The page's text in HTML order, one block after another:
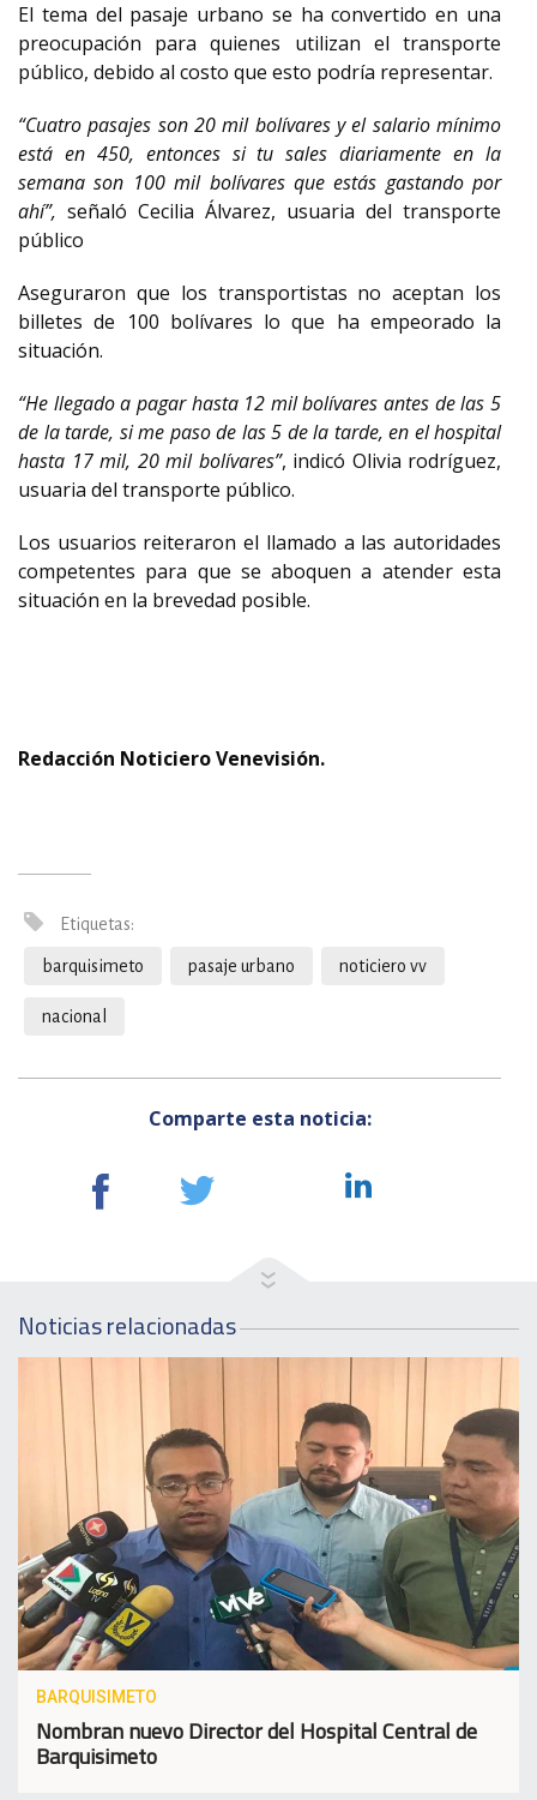
El tema del pasaje urbano se ha convertido en una
preocupación para quienes utilizan el transporte
público, debido al costo que esto podría representar.
“Cuatro pasajes son 20 mil bolívares y el salario mínimo
está en 450, entonces si tu sales diariamente en la
semana son 100 mil bolívares que estás gastando por
ahí”, señaló Cecilia Álvarez, usuaria del transporte
público
Aseguraron que los transportistas no aceptan los
billetes de 100 bolívares lo que ha empeorado la
situación.
“He llegado a pagar hasta 12 mil bolívares antes de las 5
de la tarde, si me paso de las 5 de la tarde, en el hospital
hasta 17 mil, 20 mil bolívares”, indicó Olivia rodríguez,
usuaria del transporte público.
Los usuarios reiteraron el llamado a las autoridades
competentes para que se aboquen a atender esta
situación en la brevedad posible.
Redacción Noticiero Venevisión.
Etiquetas:
barquisimeto pasaje urbano noticiero vv
nacional
Comparte esta noticia:
Noticias relacionadas
BARQUISIMETO
Nombran nuevo Director del Hospital Central de
Barquisimeto